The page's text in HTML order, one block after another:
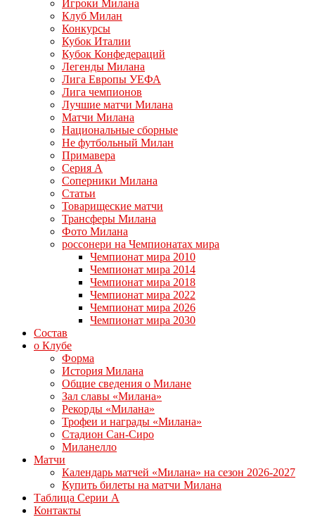
Игроки Милана
Клуб Милан
Конкурсы
Кубок Италии
Кубок Конфедераций
Легенды Милана
Лига Европы УЕФА
Лига чемпионов
Лучшие матчи Милана
Матчи Милана
Национальные сборные
Не футбольный Милан
Примавера
Серия А
Соперники Милана
Статьи
Товарищеские матчи
Трансферы Милана
Фото Милана
россонери на Чемпионатах мира
Чемпионат мира 2010
Чемпионат мира 2014
Чемпионат мира 2018
Чемпионат мира 2022
Чемпионат мира 2026
Чемпионат мира 2030
Состав
о Клубе
Форма
История Милана
Общие сведения о Милане
Зал славы «Милана»
Рекорды «Милана»
Трофеи и награды «Милана»
Стадион Сан-Сиро
Миланелло
Матчи
Календарь матчей «Милана» на сезон 2026-2027
Купить билеты на матчи Милана
Таблица Серии А
Контакты